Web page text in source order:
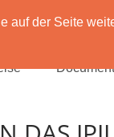
der Seite